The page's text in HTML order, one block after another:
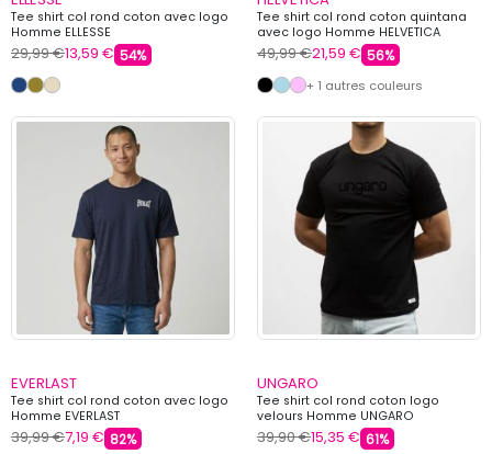
Tee shirt col rond coton avec logo
Homme ELLESSE
29,99 €13,59 € 54%
Tee shirt col rond coton quintana
avec logo Homme HELVETICA
49,99 €21,59 € 56%
+ 1 autres couleurs
EVERLAST
Tee shirt col rond coton avec logo
Homme EVERLAST
39,99 €7,19 € 82%
UNGARO
Tee shirt col rond coton logo
velours Homme UNGARO
39,90 €15,35 € 61%